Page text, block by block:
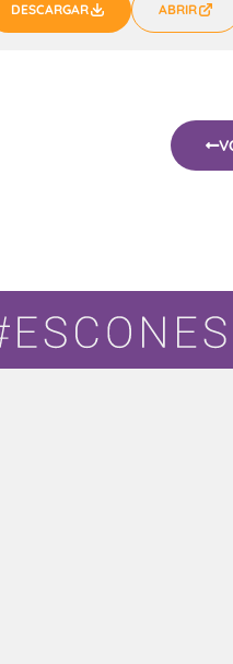
DESCARGAR ABRIR